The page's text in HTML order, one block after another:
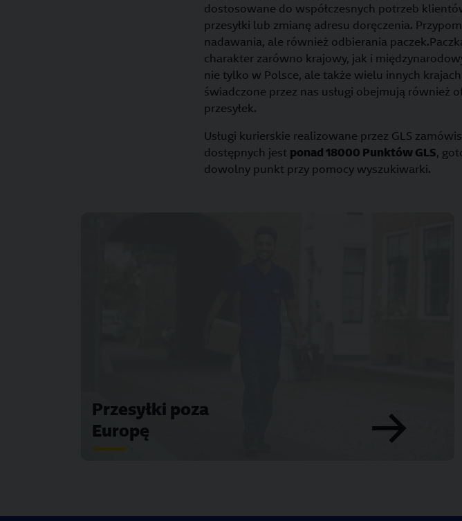
dostosowane do współczesnych potrzeb
przesyłki lub zmianę adresu doręczenia.
nadawania, ale również odbierania
charakter zarówno krajowy, jak i
nie tylko w Polsce, ale także wielu innych
świadczone przez nas usługi obejmują również
przesyłek.
Usługi kurierskie realizowane przez GLS
dostępnych jest ponad 18000 Punktów GLS,
dowolny punkt przy pomocy wyszukiwarki.
Przesyłki poza
Europę